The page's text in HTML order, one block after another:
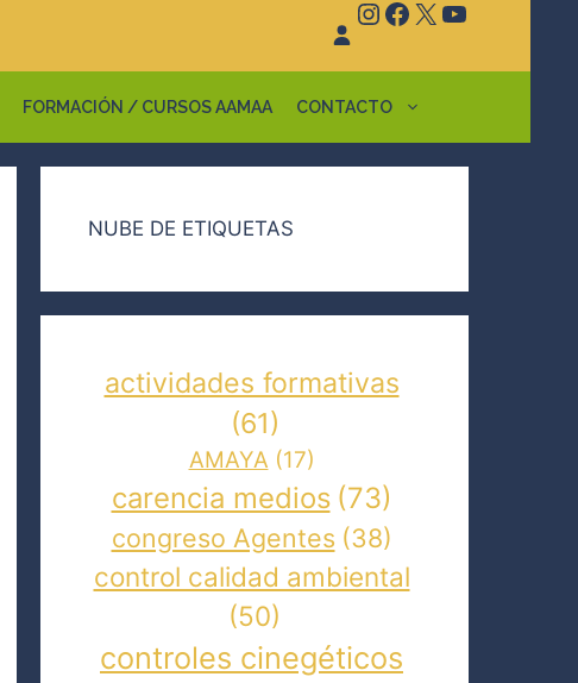
Instagram
Facebook
X YouTube
FORMACIÓN / CURSOS AAMAA CONTACTO
NUBE DE ETIQUETAS
actividades formativas
(61)
AMAYA (17)
carencia medios (73)
congreso Agentes (38)
control calidad ambiental
(50)
controles cinegéticos